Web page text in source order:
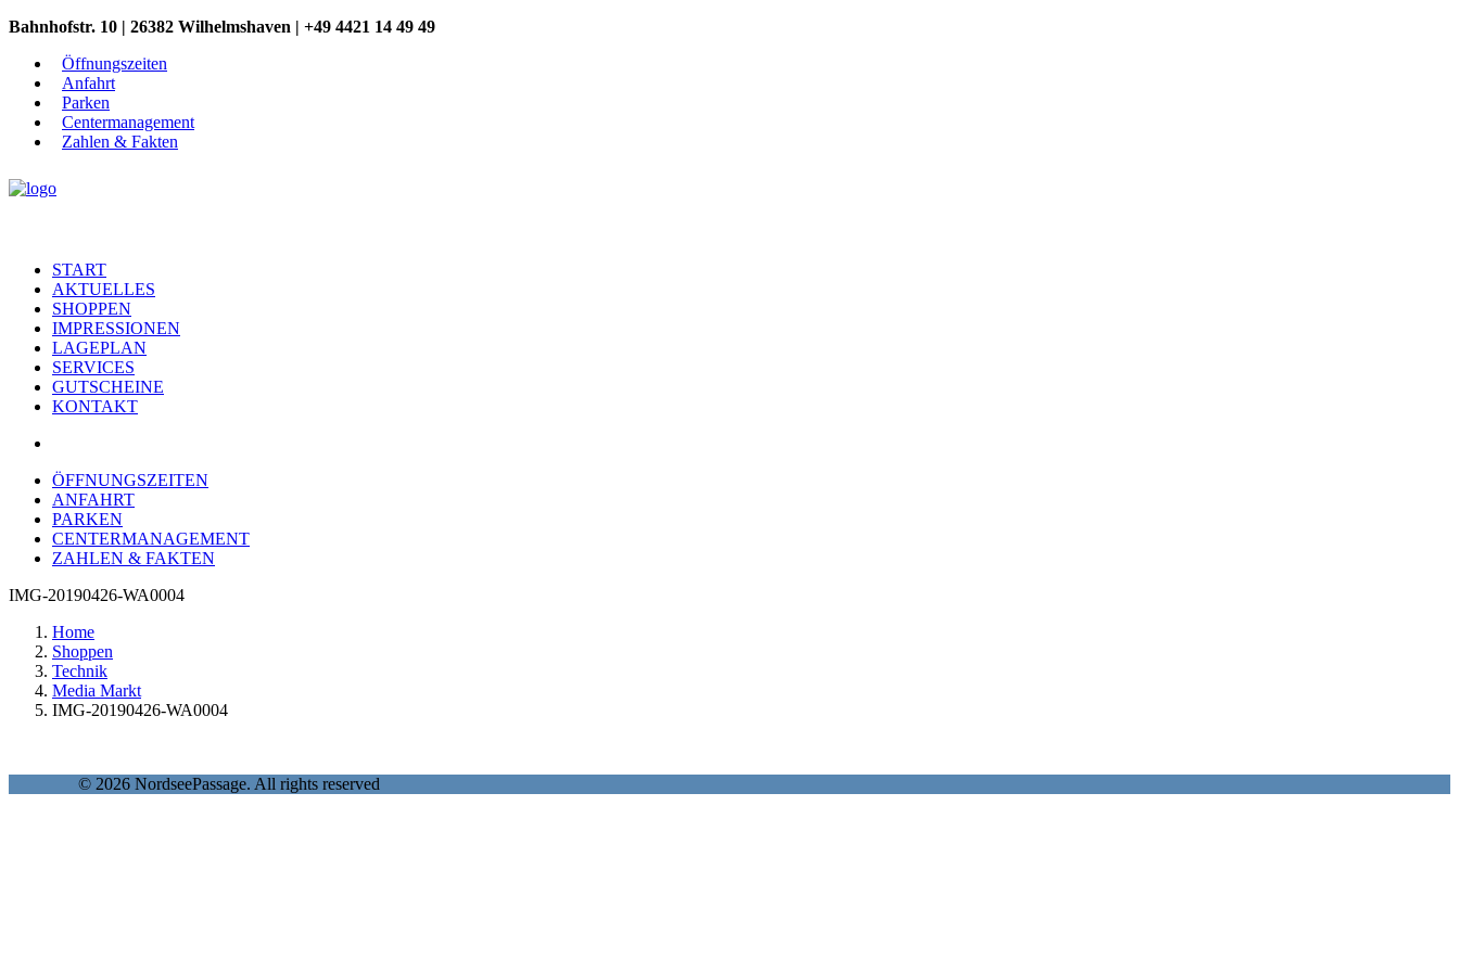
Bahnhofstr. 10 | 26382 Wilhelmshaven | +49 4421 14 49 49
Öffnungszeiten
Anfahrt
Parken
Centermanagement
Zahlen & Fakten
START
AKTUELLES
SHOPPEN
IMPRESSIONEN
LAGEPLAN
SERVICES
GUTSCHEINE
KONTAKT
ÖFFNUNGSZEITEN
ANFAHRT
PARKEN
CENTERMANAGEMENT
ZAHLEN & FAKTEN
IMG-20190426-WA0004
Home
Shoppen
Technik
Media Markt
IMG-20190426-WA0004
© 2026 NordseePassage. All rights reserved